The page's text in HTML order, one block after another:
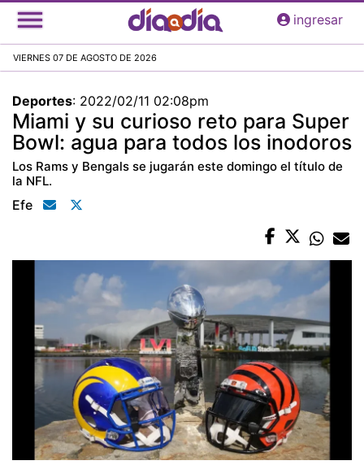
Pasar
al
principal
ingresar
VIERNES 07 DE AGOSTO DE 2026
Deportes: 2022/02/11 02:08pm
Miami y su curioso reto para Super
Bowl: agua para todos los inodoros
Los Rams y Bengals se jugarán este domingo el título de
la NFL.
Efe